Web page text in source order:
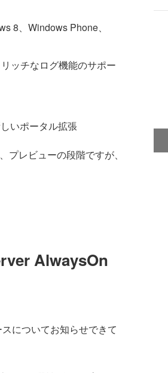
8、Windows Phone、
ッチなログ機能のサポー
いポータル拡張
レビューの段階ですが、
AlwaysOn
についてお知らせできて